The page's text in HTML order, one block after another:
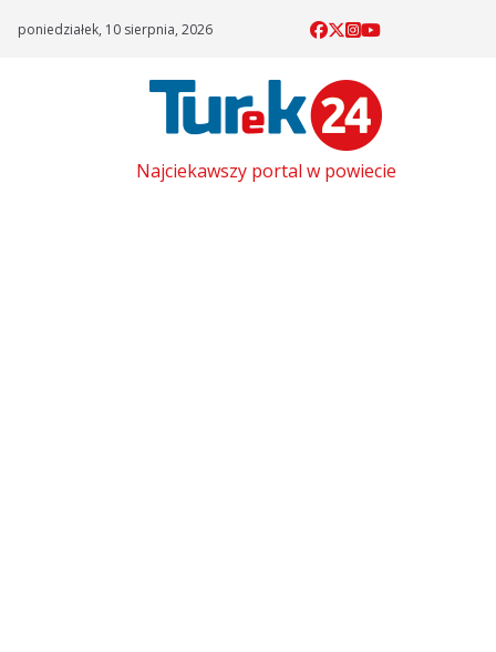
poniedziałek, 10 sierpnia, 2026
Najciekawszy portal w powiecie